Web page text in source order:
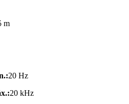
m
20 Hz
20 kHz